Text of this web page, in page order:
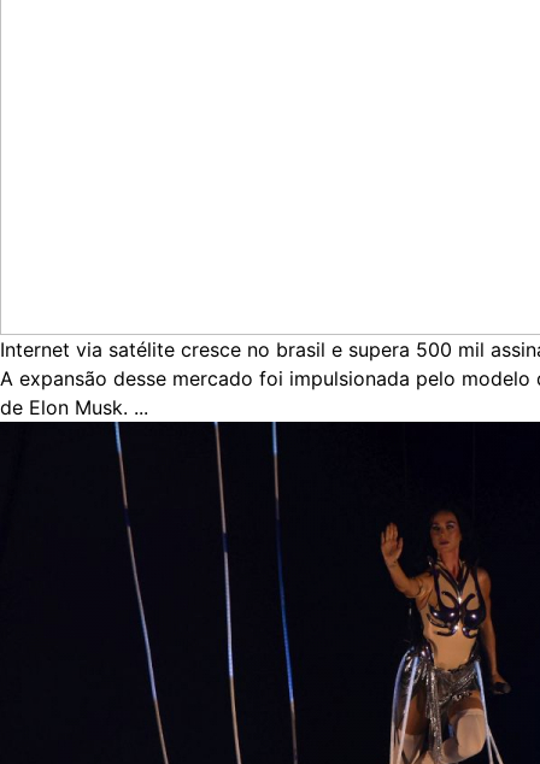
Internet via satélite cresce no brasil e supera 500 mil
A expansão desse mercado foi impulsionada pelo
de Elon Musk. ...